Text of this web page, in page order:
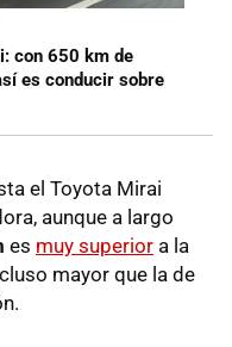
con 650 km de
es conducir sobre
el Toyota Mirai
aunque a largo
es muy superior a la
mayor que la de